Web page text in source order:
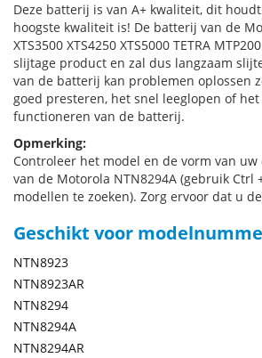
Deze batterij is van A+ kwaliteit, dit
hoogste kwaliteit is! De batterij van de
XTS3500 XTS4250 XTS5000 TETRA
slijtage product en zal dus langzaam
van de batterij kan problemen oplossen
goed presteren, het snel leeglopen of
functioneren van de batterij.
Opmerking:
Controleer het model en de vorm van
van de Motorola NTN8294A (gebruik Ctrl
modellen te zoeken). Zorg ervoor dat u
Geschikt voor
NTN8923
NTN8923AR
NTN8294
NTN8294A
NTN8294AR